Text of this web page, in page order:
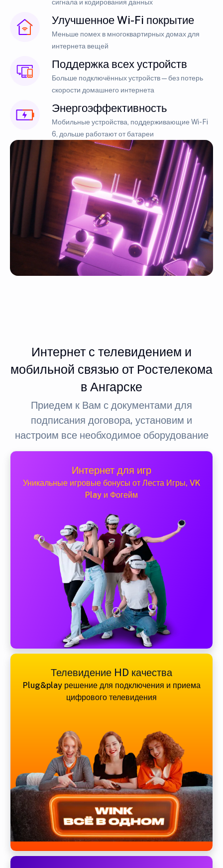
сигнала и кодирования данных
Улучшенное Wi-Fi покрытие
Меньше помех в многоквартирных домах для
интернета вещей
Поддержка всех устройств
Больше подключённых устройств — без потерь
скорости домашнего интернета
Энергоэффективность
Мобильные устройства, поддерживающие Wi-Fi
6, дольше работают от батареи
Интернет с телевидением и
мобильной связью от Ростелекома
в Ангарске
Приедем к Вам с документами для
подписания договора, установим и
настроим все необходимое оборудование
Интернет для игр
Уникальные игровые бонусы от Леста Игры, VK
Play и Фогейм
Телевидение HD качества
Plug&play решение для подключения и приема
цифрового телевидения